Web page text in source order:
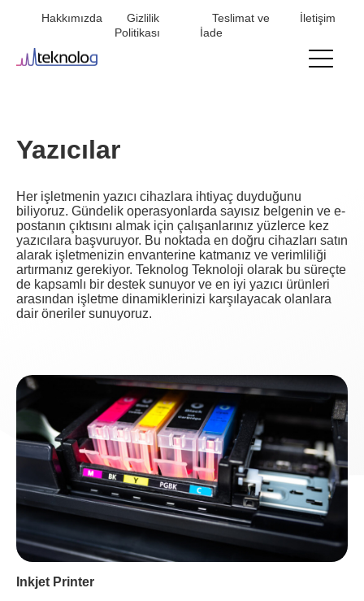
menu
Hakkımızda
Gizlilik
Politikası
Teslimat ve
İade
İletişim
Yazıcılar
Her işletmenin yazıcı cihazlara ihtiyaç duyduğunu
biliyoruz. Gündelik operasyonlarda sayısız belgenin ve e-
postanın çıktısını almak için çalışanlarınız yüzlerce kez
yazıcılara başvuruyor. Bu noktada en doğru cihazları satın
alarak işletmenizin envanterine katmanız ve verimliliği
artırmanız gerekiyor. Teknolog Teknoloji olarak bu süreçte
de kapsamlı bir destek sunuyor ve en iyi yazıcı ürünleri
arasından işletme dinamiklerinizi karşılayacak olanlara
dair öneriler sunuyoruz.
Inkjet Printer